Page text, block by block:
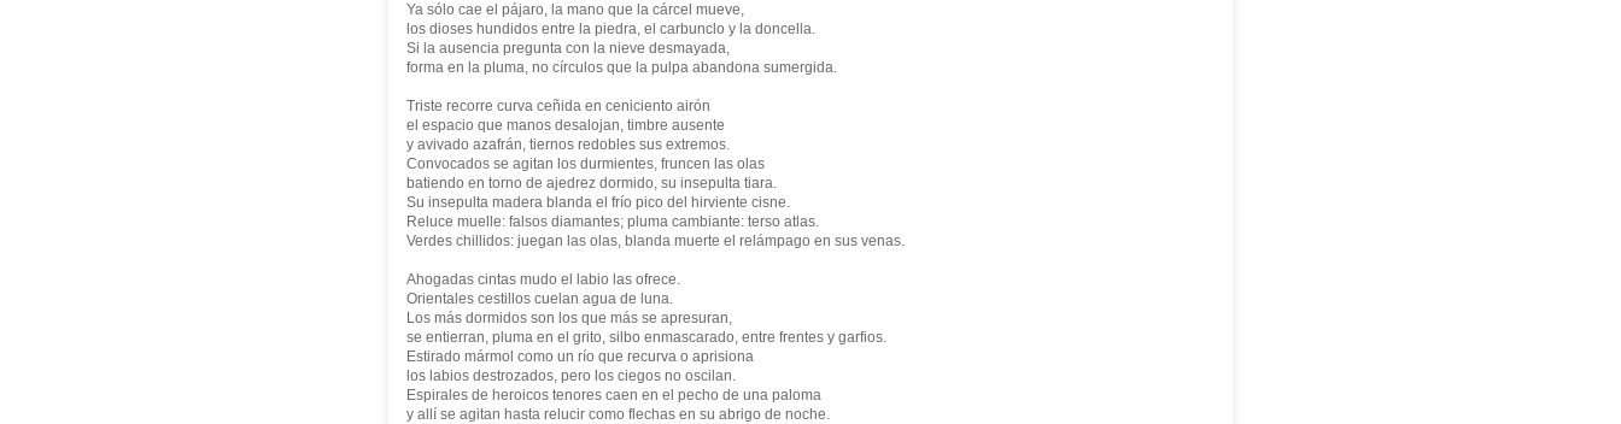
Ya sólo cae el pájaro, la mano que la cárcel mueve,
los dioses hundidos entre la piedra, el carbunclo y la doncella.
Si la ausencia pregunta con la nieve desmayada,
forma en la pluma, no círculos que la pulpa abandona sumergida.
Triste recorre curva ceñida en ceniciento airón
el espacio que manos desalojan, timbre ausente
y avivado azafrán, tiernos redobles sus extremos.
Convocados se agitan los durmientes, fruncen las olas
batiendo en torno de ajedrez dormido, su insepulta tiara.
Su insepulta madera blanda el frío pico del hirviente cisne.
Reluce muelle: falsos diamantes; pluma cambiante: terso atlas.
Verdes chillidos: juegan las olas, blanda muerte el relámpago en sus venas.
Ahogadas cintas mudo el labio las ofrece.
Orientales cestillos cuelan agua de luna.
Los más dormidos son los que más se apresuran,
se entierran, pluma en el grito, silbo enmascarado, entre frentes y garfios.
Estirado mármol como un río que recurva o aprisiona
los labios destrozados, pero los ciegos no oscilan.
Espirales de heroicos tenores caen en el pecho de una paloma
y allí se agitan hasta relucir como flechas en su abrigo de noche.